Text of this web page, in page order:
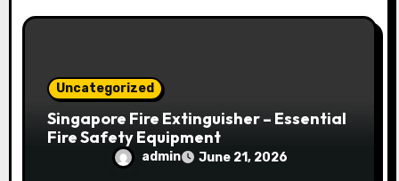
Uncategorized
Singapore Fire Extinguisher – Essential
Fire Safety Equipment
admin June 21, 2026